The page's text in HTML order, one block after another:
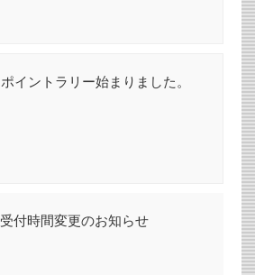
ポイントラリー始まりました。
受付時間変更のお知らせ